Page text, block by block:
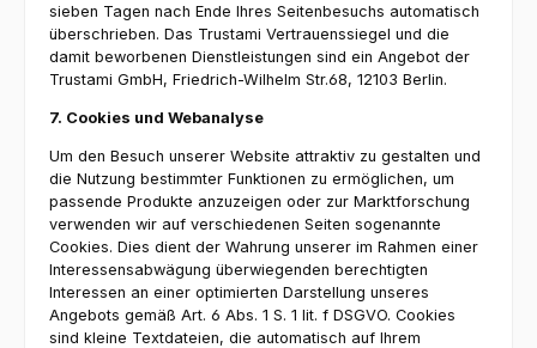
sieben Tagen nach Ende Ihres Seitenbesuchs automatisch
überschrieben. Das Trustami Vertrauenssiegel und die
damit beworbenen Dienstleistungen sind ein Angebot der
Trustami GmbH, Friedrich-Wilhelm Str.68, 12103 Berlin.
7. Cookies und Webanalyse
Um den Besuch unserer Website attraktiv zu gestalten und
die Nutzung bestimmter Funktionen zu ermöglichen, um
passende Produkte anzuzeigen oder zur Marktforschung
verwenden wir auf verschiedenen Seiten sogenannte
Cookies. Dies dient der Wahrung unserer im Rahmen einer
Interessensabwägung überwiegenden berechtigten
Interessen an einer optimierten Darstellung unseres
Angebots gemäß Art. 6 Abs. 1 S. 1 lit. f DSGVO. Cookies
sind kleine Textdateien, die automatisch auf Ihrem